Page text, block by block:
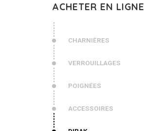
ACHETER EN LIGNE
CHARNIÈRES
VERROUILLAGES
POIGNÉES
ACCESSOIRES